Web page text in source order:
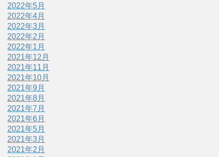
2022年5月
2022年4月
2022年3月
2022年2月
2022年1月
2021年12月
2021年11月
2021年10月
2021年9月
2021年8月
2021年7月
2021年6月
2021年5月
2021年3月
2021年2月